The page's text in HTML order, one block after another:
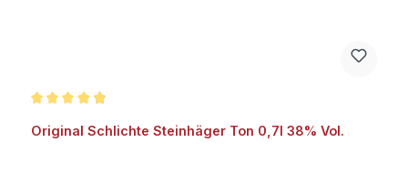
Original Schlichte Steinhäger Ton 0,7l 38% Vol.